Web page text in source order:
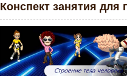
Конспект занятия для